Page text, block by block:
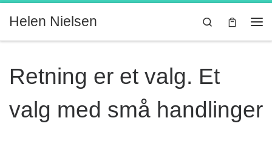
Fortsæt til indhold
Helen Nielsen
Search
Retning er et valg. Et
valg med små handlinger